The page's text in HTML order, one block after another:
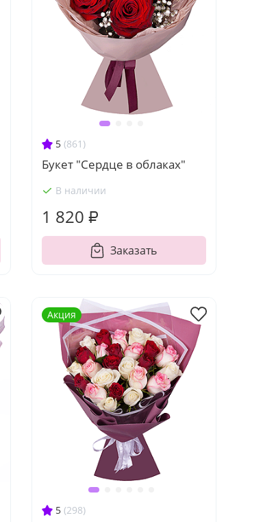
5 (861)
Букет "Сердце в облаках"
В наличии
1 820 ₽
Заказать
5 (298)
Акция